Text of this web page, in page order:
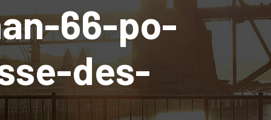
66-po-
des-